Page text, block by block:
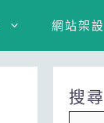
網站架設
搜尋